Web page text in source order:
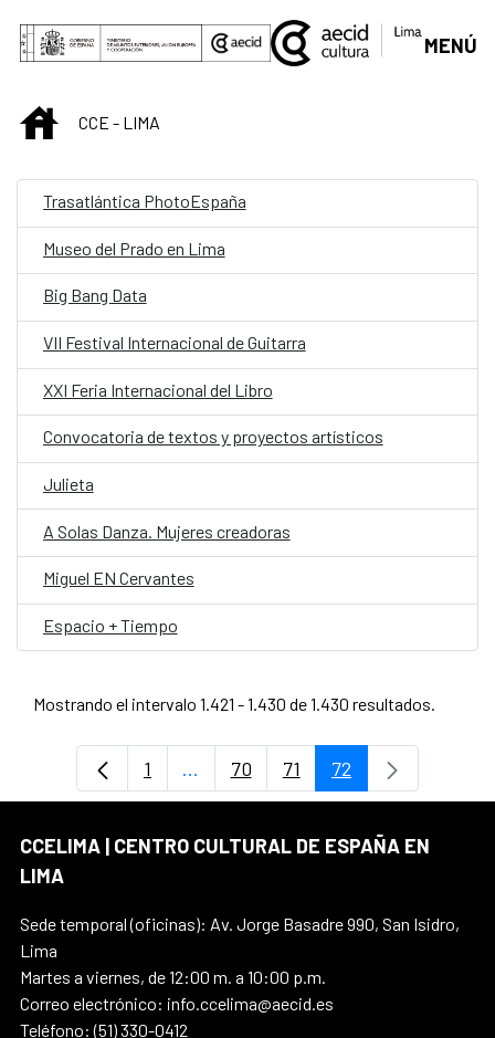
Saltar al contenido principal
MENÚ
INICIOCCE - LIMA
Trasatlántica PhotoEspaña
Museo del Prado en Lima
Big Bang Data
VII Festival Internacional de Guitarra
XXI Feria Internacional del Libro
Convocatoria de textos y proyectos artísticos
Julieta
A Solas Danza. Mujeres creadoras
Miguel EN Cervantes
Espacio + Tiempo
Mostrando el intervalo 1.421 - 1.430 de 1.430 resultados.
Página
1 ...Páginas intermedias Use TAB para
Página
70 Página
71 Página
72
CCELIMA | CENTRO CULTURAL DE ESPAÑA EN
LIMA
Sede temporal (oficinas): Av. Jorge Basadre 990, San Isidro,
Lima
Martes a viernes, de 12:00 m. a 10:00 p.m.
Correo electrónico: info.ccelima@aecid.es
Teléfono: (51) 330-0412